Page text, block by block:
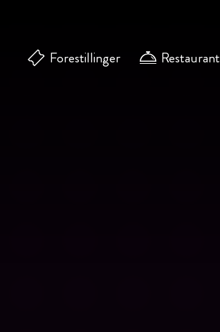
Forestillinger Restaurant